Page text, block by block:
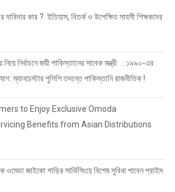
কার ? ইতিহাস, বিতর্ক ও উপেক্ষিত সাহসী শিক্ষকদের
নিয়ে নির্বাচনে জয়ী পাকিস্তানের সাবেক মন্ত্রী : ১৯৯০-এর
ম্যানচেস্টার পুলিশি তদন্তে পাকিস্তানি রাজনীতিক !
to Enjoy Exclusive Omoda
Benefits from Asian Distributions
ওমেডা জাইকো গাড়ির সার্ভিসিংয়ে বিশেষ সুবিধা পাবেন প্রাইম